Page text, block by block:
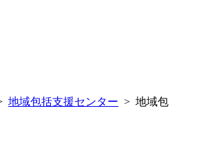
地域包括支援センター > 地域包